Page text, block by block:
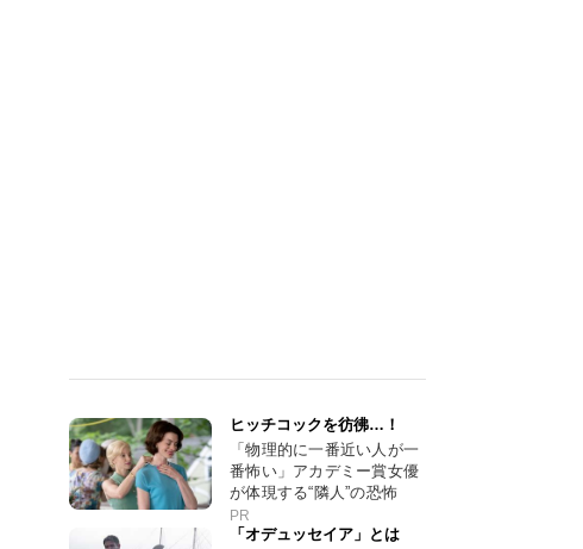
も“ロック魂”でイベント登壇
ヒッチコックを彷彿…！
「物理的に一番近い人が一
番怖い」アカデミー賞女優
が体現する“隣人”の恐怖
PR
「オデュッセイア」とは